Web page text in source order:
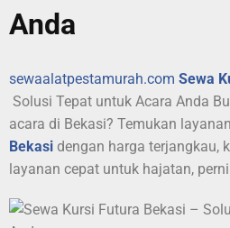
Anda
sewaalatpestamurah.com Sewa
Solusi Tepat untuk Acara Anda
acara di Bekasi? Temukan layanan
Bekasi dengan harga terjangkau,
layanan cepat untuk hajatan,